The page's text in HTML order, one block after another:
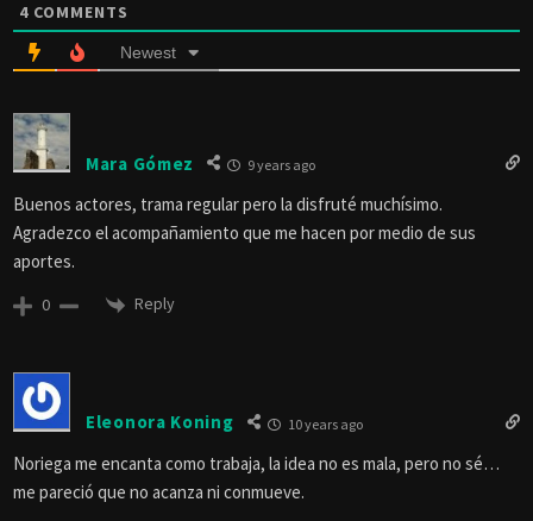
4 COMMENTS
Newest
Mara Gómez 9 years ago
Buenos actores, trama regular pero la disfruté muchísimo.
Agradezco el acompañamiento que me hacen por medio de sus
aportes.
0 Reply
Eleonora Koning 10 years ago
Noriega me encanta como trabaja, la idea no es mala, pero no sé…
me pareció que no acanza ni conmueve.